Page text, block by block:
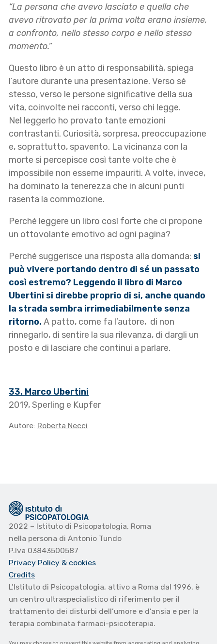
“La persona che avevo lasciato e quella che
avevo ritrovato per la prima volta erano insieme,
a confronto, nello stesso corpo e nello stesso
momento.”
Questo libro è un atto di responsabilità, spiega
l’autore durante una presentazione. Verso sé
stesso, verso le persone significative della sua
vita, coinvolte nei racconti, verso chi legge.
Nel leggerlo ho provato tante emozioni
contrastanti. Curiosità, sorpresa, preoccupazione
e, soprattutto, spavento. La vicinanza con la
morte si percepisce così tante volte che è
impossibile non esserne impauriti. A volte, invece,
ha dominato la tenerezza che in alcuni punti
rasenta la commozione.
Perché leggere un libro così forte che ci propone
un ottovolante emotivo ad ogni pagina?
Perché suggerisce una risposta alla domanda: si
può vivere portando dentro di sé un passato
così estremo? Leggendo il libro di Marco
Ubertini si direbbe proprio di si, anche quando
la strada sembra irrimediabilmente senza
ritorno. A patto, come fa l’autore, di non
rinnegarlo, di sentire la sua rilevanza, di dargli un
posto e di lasciare che continui a parlare.
33. Marco Ubertini
2019, Sperling e Kupfer
Autore: Roberta Necci
2022 – Istituto di Psicopatologia, Roma
nella persona di Antonio Tundo
P.Iva 03843500587
Privacy Policy & cookies
Credits
L’Istituto di Psicopatologia, attivo a Roma dal 1996, è
un centro ultraspecialistico di riferimento per il
trattamento dei disturbi dell’umore e d’ansia e per la
terapia combinata farmaci-psicoterapia.